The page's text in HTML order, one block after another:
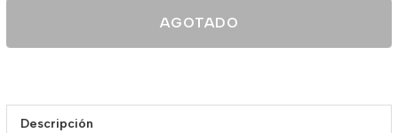
AGOTADO
Descripción